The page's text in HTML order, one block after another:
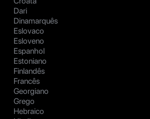
Dari
Dinamarquês
Eslovaco
Esloveno
Espanhol
Estoniano
Finlandês
Francês
Georgiano
Grego
Hebraico